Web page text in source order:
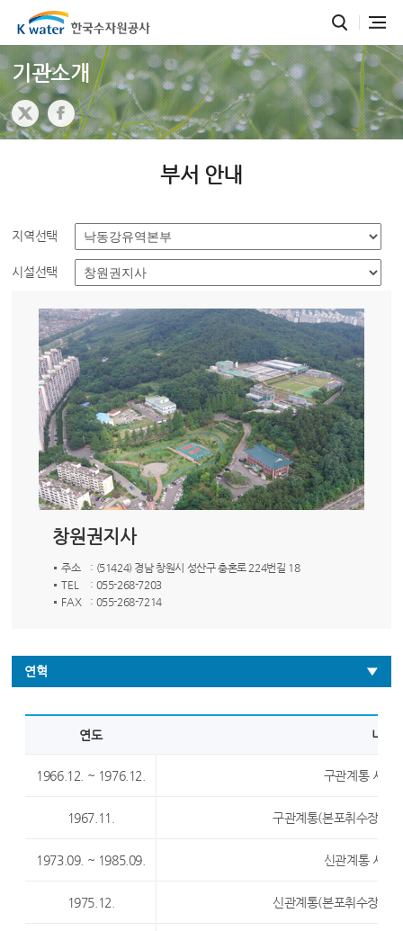
기관소개
부서 안내
지역선택
시설선택
창원권지사
주소
: (51424) 경남 창원시 성산구 충혼로 224번길 18
TEL
: 055-268-7203
FAX
: 055-268-7214
연혁
연도 내용
1966.12. ~ 1976.12. 구관계통 시설
1967.11. 구관계통(본포취수장, 주
1973.09. ~ 1985.09. 신관계통 시설
1975.12. 신관계통(본포취수장, 주